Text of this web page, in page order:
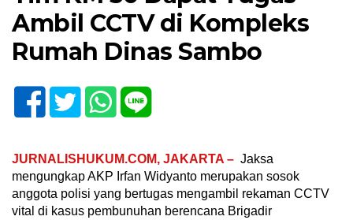
Ambil CCTV di Kompleks
Rumah Dinas Sambo
JURNALISHUKUM.COM, JAKARTA – Jaksa
mengungkap AKP Irfan Widyanto merupakan sosok
anggota polisi yang bertugas mengambil rekaman CCTV
vital di kasus pembunuhan berencana Brigadir